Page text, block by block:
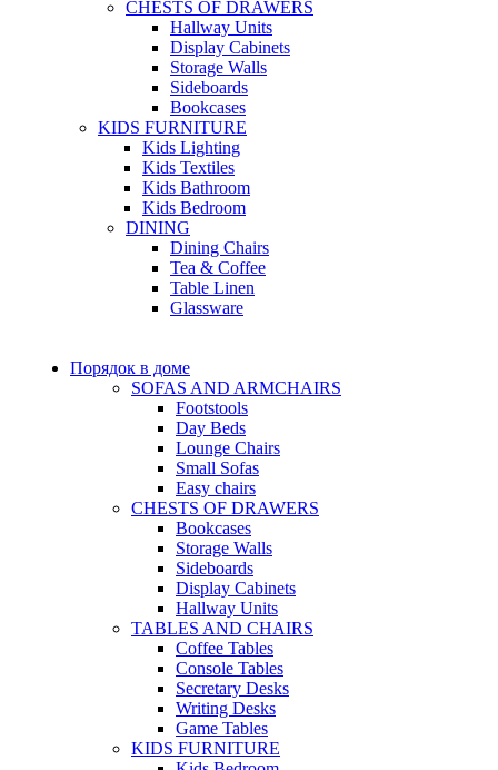
CHESTS OF DRAWERS
Hallway Units
Display Cabinets
Storage Walls
Sideboards
Bookcases
KIDS FURNITURE
Kids Lighting
Kids Textiles
Kids Bathroom
Kids Bedroom
DINING
Dining Chairs
Tea & Coffee
Table Linen
Glassware
Порядок в доме
SOFAS AND ARMCHAIRS
Footstools
Day Beds
Lounge Chairs
Small Sofas
Easy chairs
CHESTS OF DRAWERS
Bookcases
Storage Walls
Sideboards
Display Cabinets
Hallway Units
TABLES AND CHAIRS
Coffee Tables
Console Tables
Secretary Desks
Writing Desks
Game Tables
KIDS FURNITURE